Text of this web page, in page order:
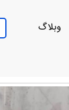
وبلاگ